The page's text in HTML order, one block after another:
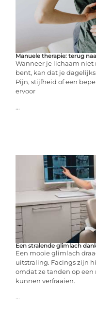
Manuele therapie: terug
Wanneer je lichaam niet
bent, kan dat je
Pijn, stijfheid of een
ervoor
...
Een stralende glimlach
Een mooie glimlach
uitstraling. Facings zijn
omdat ze tanden op
kunnen verfraaien.
...